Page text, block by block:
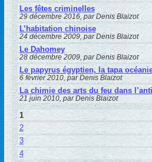
Les fêtes criminelles
29 décembre 2016, par Denis Blaizot
L’habitation chinoise
24 décembre 2009, par Denis Blaizot
Le Dahomey
28 décembre 2009, par Denis Blaizot
Le papyrus égyptien, la tapa
6 février 2010, par Denis Blaizot
La chimie des arts du feu dans
21 juin 2010, par Denis Blaizot
1
2
3
4